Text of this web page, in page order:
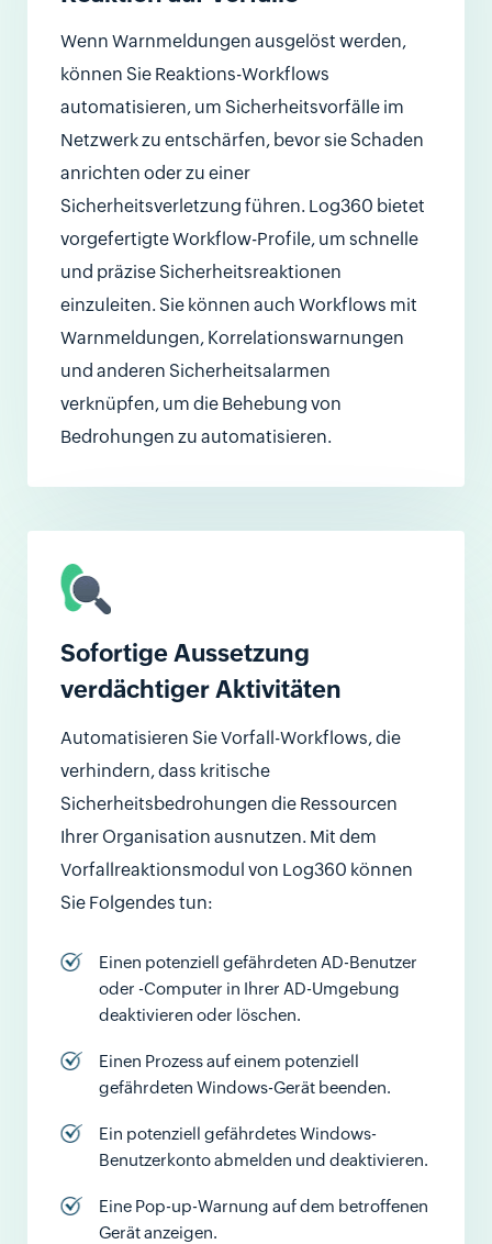
Wenn Warnmeldungen ausgelöst werden,
können Sie Reaktions-Workflows
automatisieren, um Sicherheitsvorfälle im
Netzwerk zu entschärfen, bevor sie Schaden
anrichten oder zu einer
Sicherheitsverletzung führen. Log360 bietet
vorgefertigte Workflow-Profile, um schnelle
und präzise Sicherheitsreaktionen
einzuleiten. Sie können auch Workflows mit
Warnmeldungen, Korrelationswarnungen
und anderen Sicherheitsalarmen
verknüpfen, um die Behebung von
Bedrohungen zu automatisieren.
Sofortige Aussetzung
verdächtiger Aktivitäten
Automatisieren Sie Vorfall-Workflows, die
verhindern, dass kritische
Sicherheitsbedrohungen die Ressourcen
Ihrer Organisation ausnutzen. Mit dem
Vorfallreaktionsmodul von Log360 können
Sie Folgendes tun:
Einen potenziell gefährdeten AD-Benutzer
oder -Computer in Ihrer AD-Umgebung
deaktivieren oder löschen.
Einen Prozess auf einem potenziell
gefährdeten Windows-Gerät beenden.
Ein potenziell gefährdetes Windows-
Benutzerkonto abmelden und deaktivieren.
Eine Pop-up-Warnung auf dem betroffenen
Gerät anzeigen.